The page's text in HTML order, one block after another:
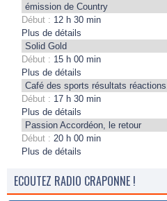
émission de Country
Début : 12 h 30 min
Plus de détails
Solid Gold
Début : 15 h 00 min
Plus de détails
Café des sports résultats
Début : 17 h 30 min
Plus de détails
Passion Accordéon, le retour
Début : 20 h 00 min
Plus de détails
ECOUTEZ RADIO CRAPONNE !